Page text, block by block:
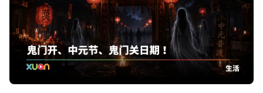
事实上，张孝全与贾静雯曾于2019年合作Netflix影集《罪
梦者》，在剧中饰演一对历经生死离别、命运坎坷的夫妻。
若这次合作消息属实，也将是两人时隔7年再度同框，令不
少影迷相当期待。